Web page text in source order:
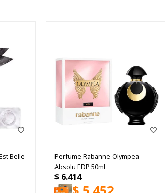
Belle
Perfume Rabanne Olympea
Absolu EDP 50ml
$ 6.414